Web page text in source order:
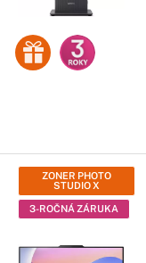
ZONER PHOTO
STUDIO X
3-ROČNÁ ZÁRUKA